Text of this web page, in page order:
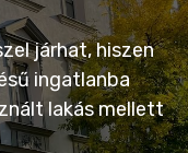
járhat, hiszen
ingatlanba
lakás mellett